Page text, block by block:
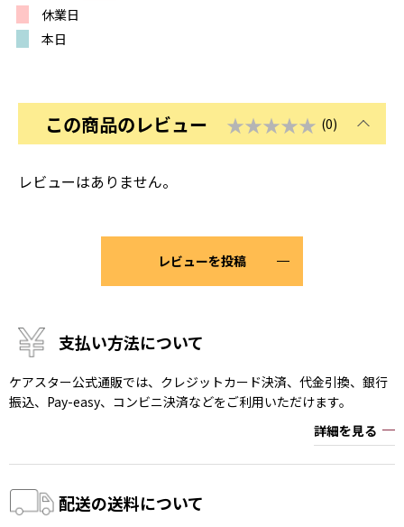
休業日
本日
この商品のレビュー ★★★★★ (0)
レビューはありません。
レビューを投稿
支払い方法について
ケアスター公式通販では、クレジットカード決済、代金引換、銀行
振込、Pay-easy、コンビニ決済などをご利用いただけます。
詳細を見る
配送の送料について